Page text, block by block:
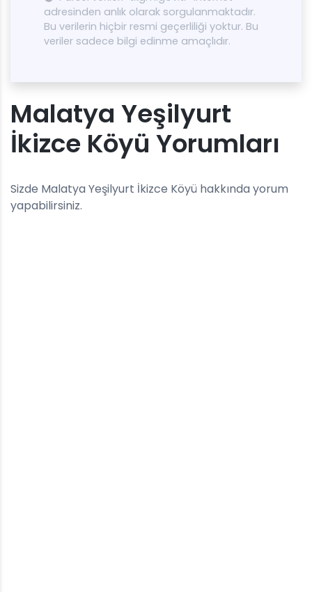
adresinden anlık olarak sorgulanmaktadır.
Bu verilerin hiçbir resmi geçerliliği yoktur. Bu
veriler sadece bilgi edinme amaçlıdır.
Malatya Yeşilyurt
İkizce Köyü Yorumları
Sizde Malatya Yeşilyurt İkizce Köyü hakkında yorum
yapabilirsiniz.